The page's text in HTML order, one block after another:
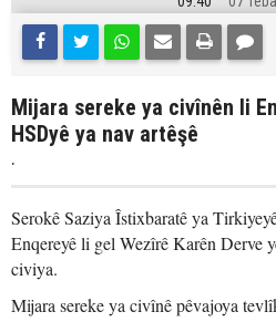
Mijara sereke ya civînên li
HSDyê ya nav artêşê
.
Serokê Saziya Îstixbaratê ya
Enqereyê li gel Wezîrê Karên Derve
civiya.
Mijara sereke ya civînê pêvajoya